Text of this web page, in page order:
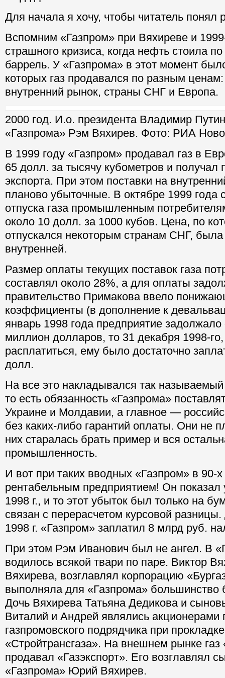
Для начала я хочу, чтобы читатель
Вспомним «Газпром» при Вяхиреве и
страшного кризиса, когда нефть стоила
баррель. У «Газпрома» в этот момент
которых газ продавался по разным
внутренний рынок, страны СНГ и Европа.
2000 год. И.о. президента Владимир
«Газпрома» Рэм Вяхирев. Фото: РИА
В 1999 году «Газпром» продавал газ в
65 долл. за тысячу кубометров и получал
экспорта. При этом поставки на
планово убыточные. В октябре 1999 года
отпуска газа промышленным
около 10 долл. за 1000 кубов. Цена, по
отпускался некоторым странам СНГ,
внутренней.
Размер оплаты текущих поставок газа
составлял около 28%, а для оплаты
правительство Примакова ввело
коэффициенты (в дополнение к
январь 1998 года предприятие задолжало
миллион долларов, то 31 декабря 1998-
расплатиться, ему было достаточно
долл.
На все это накладывался так
то есть обязанность «Газпрома»
Украине и Молдавии, а главное —
без каких-либо гарантий оплаты. Они не
них старалась брать пример и вся
промышленность.
И вот при таких вводных «Газпром» в 90-х
рентабельным предприятием! Он показал
1998 г., и то этот убыток был только на
связан с перерасчетом курсовой
1998 г. «Газпром» заплатил 8 млрд руб.
При этом Рэм Иванович был не ангел. В
водилось всякой твари по паре. Виктор
Вяхирева, возглавлял корпорацию
выполняла для «Газпрома» большинство
Дочь Вяхирева Татьяна Дедикова и
Виталий и Андрей являлись акционерами
газпромовского подрядчика при
«Стройтрансгаза». На внешнем рынке газ
продавал «Газэкспорт». Его возглавлял
«Газпрома» Юрий Вяхирев.